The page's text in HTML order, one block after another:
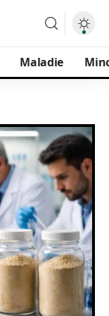
Maladie